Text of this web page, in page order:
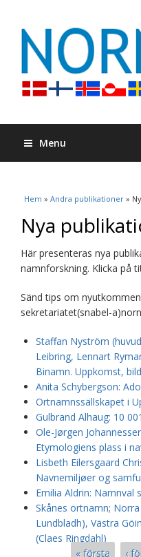
Menu
Du är här
Hem » Andra publikationer »
Nya
Här presenteras nya
namnforskning. Klicka på
Sänd tips om
sekretariatet(snabel-
Staffan Nyström
Leibring, Lennart
Binamn. Uppkomst,
Anita Schybergson:
Ortnamnssällskapet i
Gulbrand Alhaug: 10
Ole-Jørgen
Etymologiens plass i
Lisbeth Eilersgaard
Navnemiljøer og
Emilia Aldrin: Namnval
Skånes ortnamn;
Lundbladh), Västra
(Claes Ringdahl)
« första ‹